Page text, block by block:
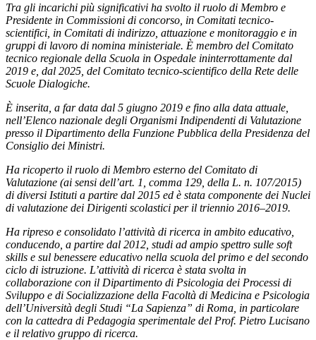
Tra gli incarichi più significativi ha svolto il ruolo di Membro e
Presidente in Commissioni di concorso, in Comitati tecnico-
scientifici, in Comitati di indirizzo, attuazione e monitoraggio e in
gruppi di lavoro di nomina ministeriale. È membro del Comitato
tecnico regionale della Scuola in Ospedale ininterrottamente dal
2019 e, dal 2025, del Comitato tecnico-scientifico della Rete delle
Scuole Dialogiche.
È inserita, a far data dal 5 giugno 2019 e fino alla data attuale,
nell’Elenco nazionale degli Organismi Indipendenti di Valutazione
presso il Dipartimento della Funzione Pubblica della Presidenza del
Consiglio dei Ministri.
Ha ricoperto il ruolo di Membro esterno del Comitato di
Valutazione (ai sensi dell’art. 1, comma 129, della L. n. 107/2015)
di diversi Istituti a partire dal 2015 ed è stata componente dei Nuclei
di valutazione dei Dirigenti scolastici per il triennio 2016–2019.
Ha ripreso e consolidato l’attività di ricerca in ambito educativo,
conducendo, a partire dal 2012, studi ad ampio spettro sulle soft
skills e sul benessere educativo nella scuola del primo e del secondo
ciclo di istruzione. L’attività di ricerca è stata svolta in
collaborazione con il Dipartimento di Psicologia dei Processi di
Sviluppo e di Socializzazione della Facoltà di Medicina e Psicologia
dell’Università degli Studi “La Sapienza” di Roma, in particolare
con la cattedra di Pedagogia sperimentale del Prof. Pietro Lucisano
e il relativo gruppo di ricerca.